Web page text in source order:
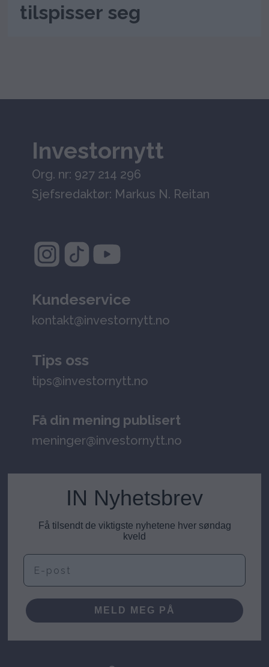
tilspisser seg
Investornytt
Org. nr: 927 214 296
Sjefsredaktør: Markus N. Reitan
Kundeservice
kontakt@investornytt.no
Tips oss
tips@investornytt.no
Få din mening publisert
meninger@investornytt.no
IN Nyhetsbrev
Få tilsendt de viktigste nyhetene hver søndag
kveld
E-post
MELD MEG PÅ